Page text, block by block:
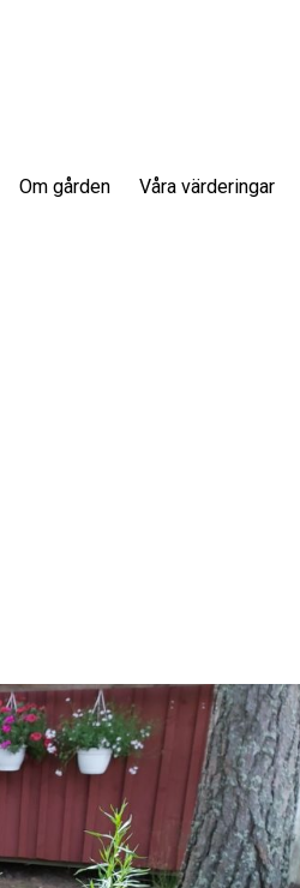
Om gården Våra värderingar